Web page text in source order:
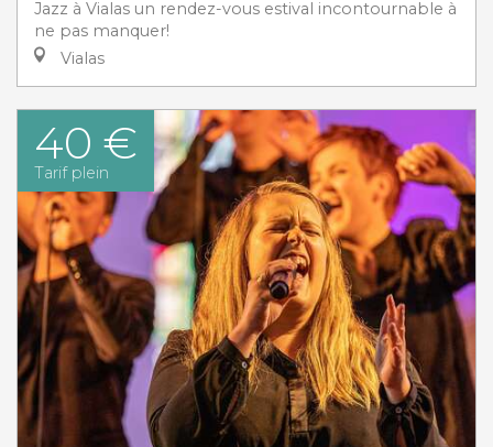
Jazz à Vialas un rendez-vous estival incontournable à
ne pas manquer!
Vialas
40 €
Tarif plein